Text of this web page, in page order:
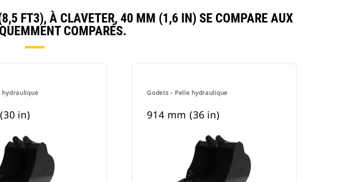
FT3), À CLAVETER, 40 MM (1,6 IN) SE COMPARE AUX
COMPARÉS.
hydraulique
in)
Godets - Pelle hydraulique
914 mm (36 in)